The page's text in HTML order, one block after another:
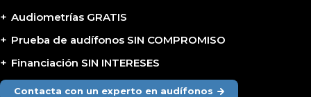
Audiometrías GRATIS
Prueba de audífonos SIN COMPROMISO
Financiación SIN INTERESES
Contacta con un experto en audífonos